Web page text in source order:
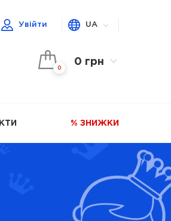
Увійти UA
0
0 грн
% ЗНИЖКИ